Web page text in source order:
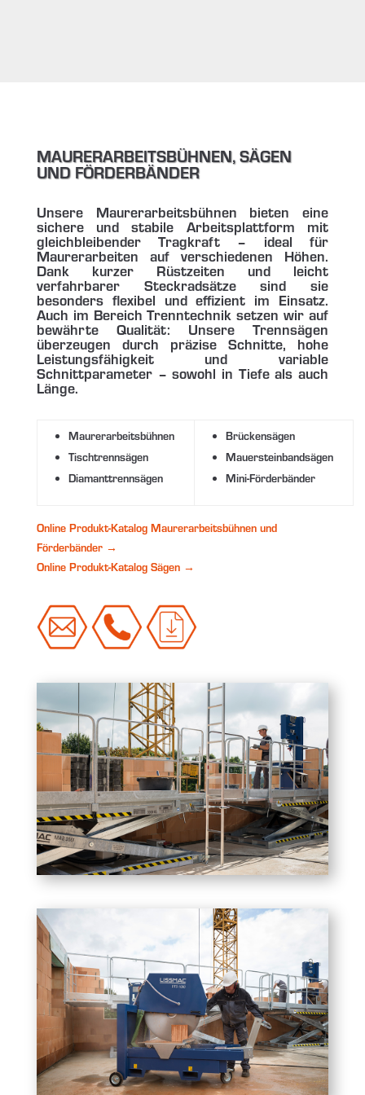
MAURERARBEITSBÜHNEN, SÄGEN
UND FÖRDERBÄNDER
Unsere Maurerarbeitsbühnen bieten eine
sichere und stabile Arbeitsplattform mit
gleichbleibender Tragkraft – ideal für
Maurerarbeiten auf verschiedenen Höhen.
Dank kurzer Rüstzeiten und leicht
verfahrbarer Steckradsätze sind sie
besonders flexibel und effizient im Einsatz.
Auch im Bereich Trenntechnik setzen wir auf
bewährte Qualität: Unsere Trennsägen
überzeugen durch präzise Schnitte, hohe
Leistungsfähigkeit und variable
Schnittparameter – sowohl in Tiefe als auch
Länge.
Maurerarbeitsbühnen
Tischtrennsägen
Diamanttrennsägen
Brückensägen
Mauersteinbandsägen
Mini-Förderbänder
Online Produkt-Katalog Maurerarbeitsbühnen und
Förderbänder →
Online Produkt-Katalog Sägen →